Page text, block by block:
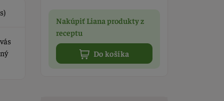
Nakúpiť Liana produkty z
receptu
Do košíka